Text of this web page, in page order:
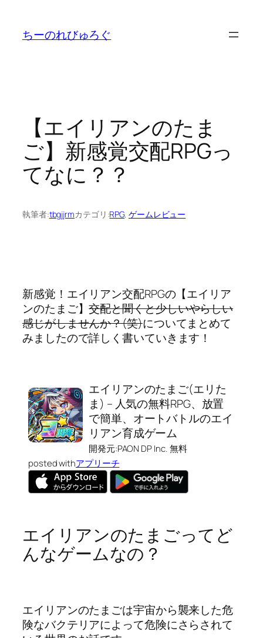
ちーのれびゅろぐ
【エイリアンのたま
ご】新感覚交配RPGっ
てなに？？
執筆者:tbgjjrmカテゴリ:RPG, ゲームレビュー
新感覚！エイリアン交配RPGの【エイリア
ンのたまご】交配と聞くと少しいやらしい
感じがしませんか？(笑)についてまとめて
みましたので詳しく書いていきます！
エイリアンのたまご(エリた
ま) – 人気の無料RPG、放置
で簡単、オートバトルのエイ
リアン育成ゲーム
開発元:PAON DP Inc. 無料
posted withアプリーチ
エイリアンのたまごってど
んなゲームなの？
エイリアンのたまごは宇宙から襲来した危
険なバクテリアによって危険にさらされて